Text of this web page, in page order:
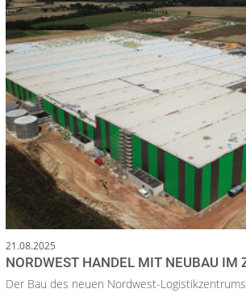
21.08.2025
NORDWEST HANDEL MIT NEUBAU IM
Der Bau des neuen Nordwest-